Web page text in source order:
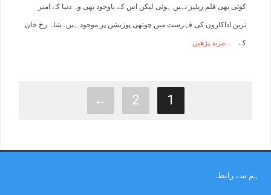
کوئی بھی فلم ریلیز نہیں ہوئی لیکن اس کے باوجود بھی وہ دنیا کے امیر
ترین اداکاروں کی فہرست میں چوتھی پوزیشن پر موجود ہیں۔شاہ رخ خان
کے مزید پڑھیں
1
2
←
ہم سے رابطہ